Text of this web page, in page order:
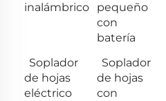
inalámbrico
pequeño
con
batería
Soplador
de hojas
eléctrico
Soplador
de hojas
con